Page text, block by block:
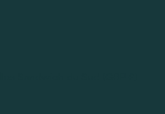
Sandwich du Sud (GBP £)